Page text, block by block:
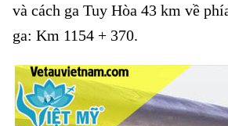
và cách ga Tuy Hòa 43 km về
ga: Km 1154 + 370.